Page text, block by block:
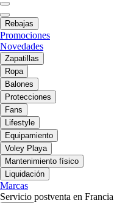
Rebajas
Promociones
Novedades
Zapatillas
Ropa
Balones
Protecciones
Fans
Lifestyle
Equipamiento
Voley Playa
Mantenimiento físico
Liquidación
Marcas
Servicio postventa en Francia